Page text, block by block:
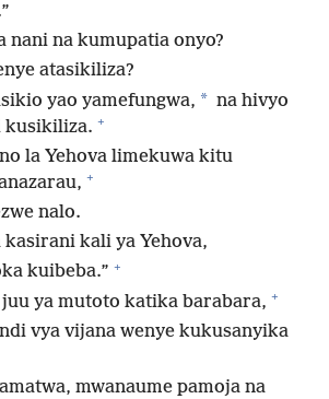
nani na kumupatia onyo?
atasikiliza?
yao yamefungwa, * na hivyo
kusikiliza. +
la Yehova limekuwa kitu
+
nalo.
kasirani kali ya Yehova,
kuibeba.” +
juu ya mutoto katika barabara, +
vya vijana wenye kukusanyika
mwanaume pamoja na